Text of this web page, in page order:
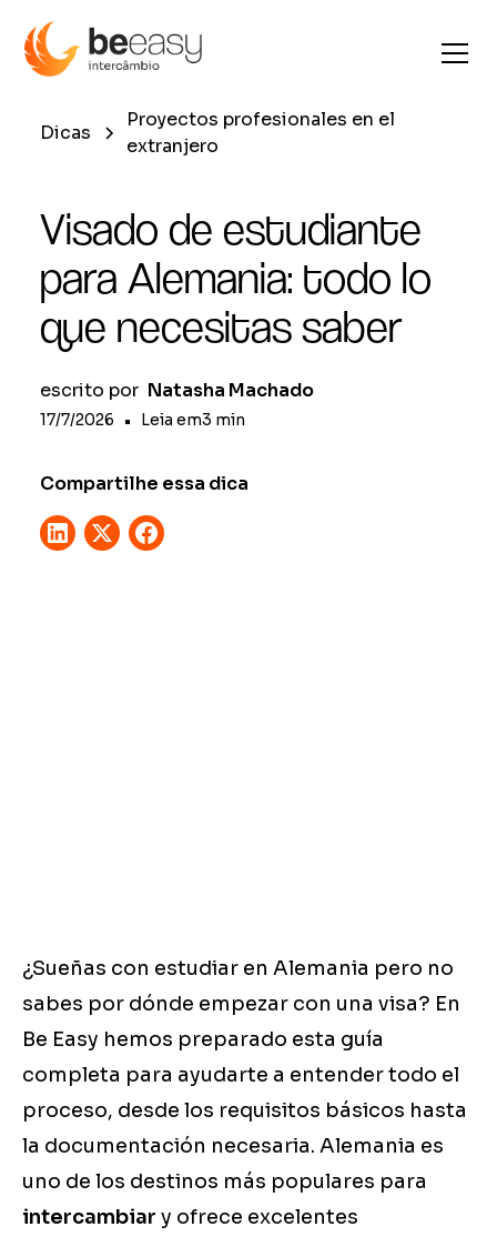
Dicas
Proyectos profesionales en el
extranjero
Visado de estudiante
para Alemania: todo lo
que necesitas saber
escrito por Natasha Machado
17/7/2026 • Leia em3 min
Compartilhe essa dica
¿Sueñas con estudiar en Alemania pero no
sabes por dónde empezar con una visa? En
Be Easy hemos preparado esta guía
completa para ayudarte a entender todo el
proceso, desde los requisitos básicos hasta
la documentación necesaria. Alemania es
uno de los destinos más populares para
intercambiar y ofrece excelentes